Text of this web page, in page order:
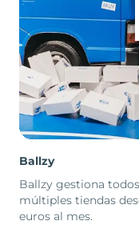
Ballzy
Ballzy gestiona
múltiples tiendas
euros al mes.